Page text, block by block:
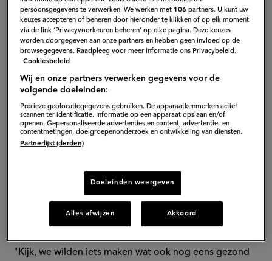
Dit artikel is eerder verschenen opAD Koken & Eten
link)
De boerenkoolvlaai heeft net als elke andere vlaai een
taartbodem en bestaat verder uit boerenkool,
aardappelen, bechamelsaus, rookworst en geraspte
"Kijk, we wilden iets maken wat ook nog eens gezond
persoonsgegevens te verwerken. We werken met 106 partners. U kunt uw
keuzes accepteren of beheren door hieronder te klikken of op elk moment
via de link ‘Privacyvoorkeuren beheren’ op elke pagina. Deze keuzes
worden doorgegeven aan onze partners en hebben geen invloed op de
browsegegevens. Raadpleeg voor meer informatie ons Privacybeleid.
Cookiesbeleid
Wij en onze partners verwerken gegevens voor de
volgende doeleinden:
Precieze geolocatiegegevens gebruiken. De apparaatkenmerken actief
scannen ter identificatie. Informatie op een apparaat opslaan en/of
openen. Gepersonaliseerde advertenties en content, advertentie- en
contentmetingen, doelgroepenonderzoek en ontwikkeling van diensten.
Partnerlijst (derden)
Doeleinden weergeven
Alles afwijzen Akkoord